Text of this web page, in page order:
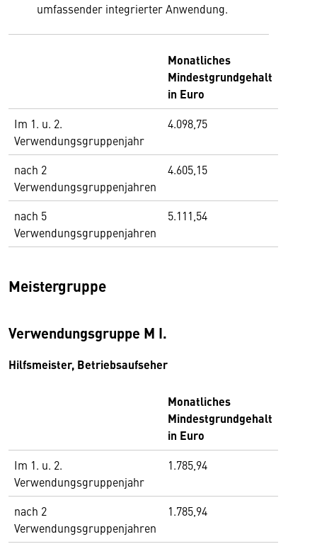
umfassender integrierter Anwendung.
Monatliches
Mindestgrundgehalt
in Euro
Im 1. u. 2.
Verwendungsgruppenjahr
4.098,75
nach 2
Verwendungsgruppenjahren
4.605,15
nach 5
Verwendungsgruppenjahren
5.111,54
Meistergruppe
Verwendungsgruppe M I.
Hilfsmeister, Betriebsaufseher
Monatliches
Mindestgrundgehalt
in Euro
Im 1. u. 2.
Verwendungsgruppenjahr
1.785,94
nach 2
Verwendungsgruppenjahren
1.785,94